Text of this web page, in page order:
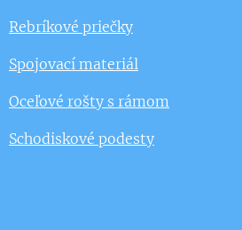
Rebríkové priečky
Spojovací materiál
Oceľové rošty s rámom
Schodiskové podesty